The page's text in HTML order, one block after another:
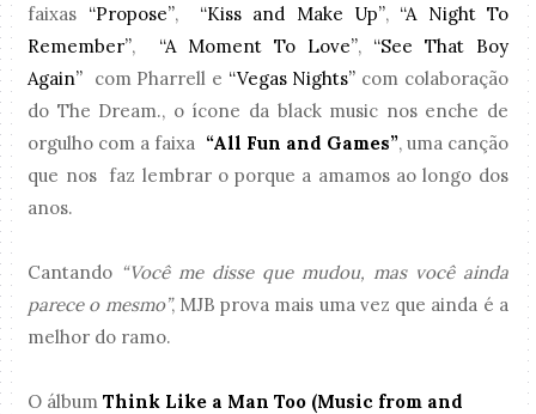
faixas “Propose”, “Kiss and Make Up”, “A Night To
Remember”, “A Moment To Love”, “See That Boy
Again” com Pharrell e “Vegas Nights” com colaboração
do The Dream., o ícone da black music nos enche de
orgulho com a faixa “All Fun and Games”, uma canção
que nos faz lembrar o porque a amamos ao longo dos
anos.
Cantando “Você me disse que mudou, mas você ainda
parece o mesmo”, MJB prova mais uma vez que ainda é a
melhor do ramo.
O álbumThink Like a Man Too (Music from and